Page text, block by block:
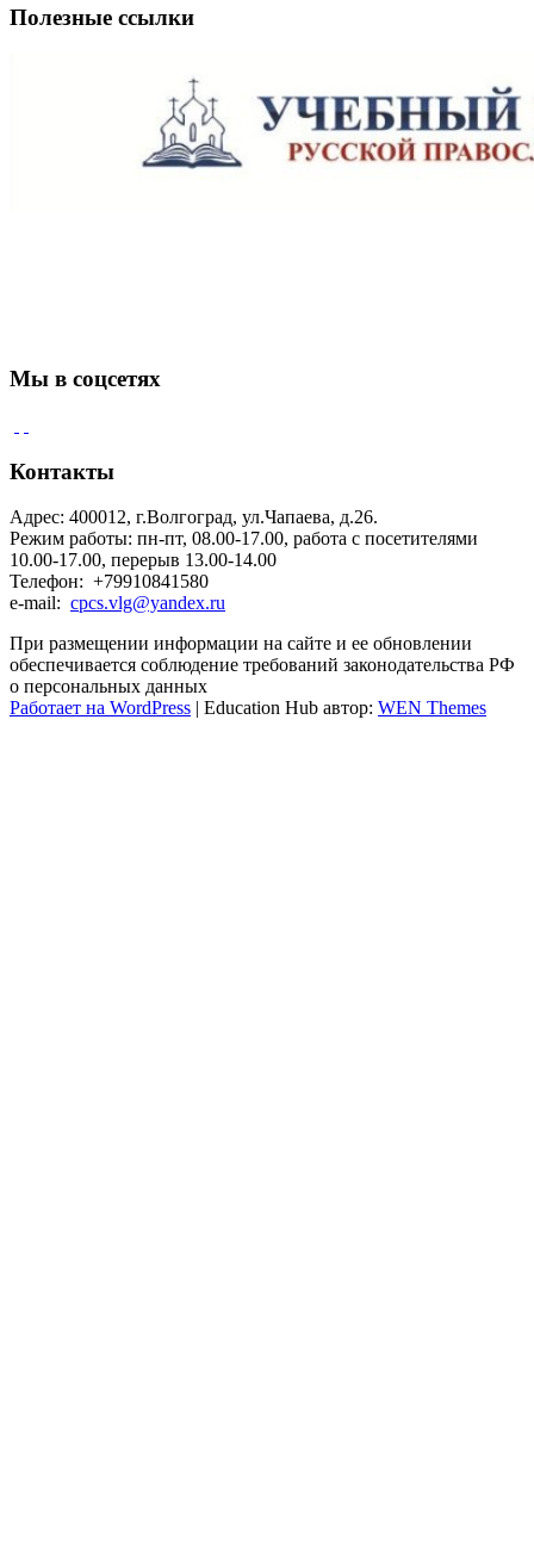
Полезные ссылки
Мы в соцсетях
Контакты
Адрес: 400012, г.Волгоград, ул.Чапаева, д.26.
Режим работы: пн-пт, 08.00-17.00, работа с посетителями
10.00-17.00, перерыв 13.00-14.00
Телефон: +79910841580
e-mail: cpcs.vlg@yandex.ru
При размещении информации на сайте и ее обновлении
обеспечивается соблюдение требований законодательства РФ
о персональных данных
Работает на WordPress | Education Hub автор: WEN Themes